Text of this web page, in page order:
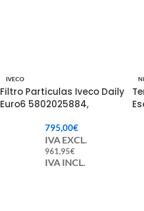
IVECO
Filtro Particulas Iveco Daily
Euro6 5802025884,
795,00€
IVA EXCL.
961,95€
IVA INCL.